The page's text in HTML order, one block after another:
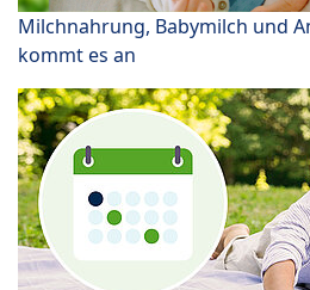
Milchnahrung, Babymilch und
kommt es an